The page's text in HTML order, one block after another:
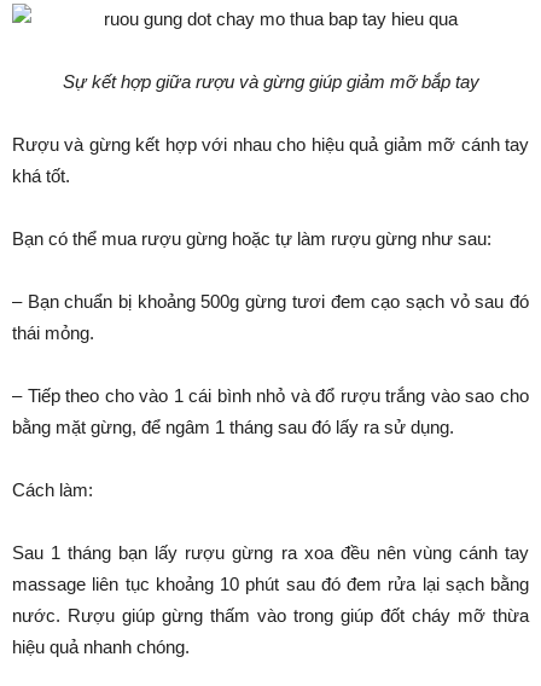
Sự kết hợp giữa rượu và gừng giúp giảm mỡ bắp tay
Rượu và gừng kết hợp với nhau cho hiệu quả giảm mỡ cánh tay
khá tốt.
Bạn có thể mua rượu gừng hoặc tự làm rượu gừng như sau:
– Bạn chuẩn bị khoảng 500g gừng tươi đem cạo sạch vỏ sau đó
thái mỏng.
– Tiếp theo cho vào 1 cái bình nhỏ và đổ rượu trắng vào sao cho
bằng mặt gừng, để ngâm 1 tháng sau đó lấy ra sử dụng.
Cách làm:
Sau 1 tháng bạn lấy rượu gừng ra xoa đều nên vùng cánh tay
massage liên tục khoảng 10 phút sau đó đem rửa lại sạch bằng
nước. Rượu giúp gừng thấm vào trong giúp đốt cháy mỡ thừa
hiệu quả nhanh chóng.